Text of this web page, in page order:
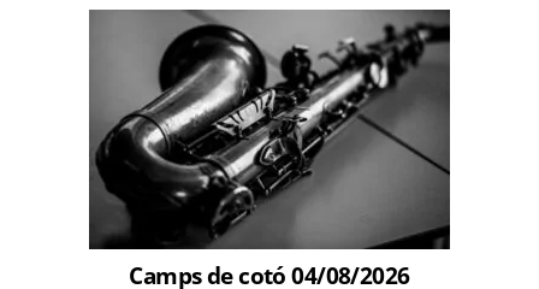
Camps de cotó 04/08/2026